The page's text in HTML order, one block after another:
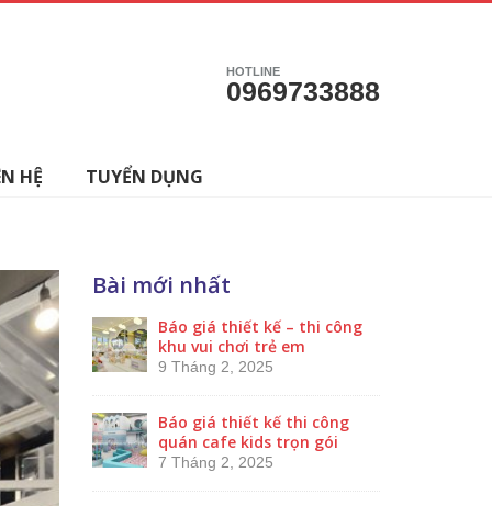
HOTLINE
0969733888
HỆ TUYỂN DỤNG
Bài mới nhất
Báo giá thiết kế – thi công
khu vui chơi trẻ em
9 Tháng 2, 2025
Báo giá thiết kế thi công
quán cafe kids trọn gói
7 Tháng 2, 2025